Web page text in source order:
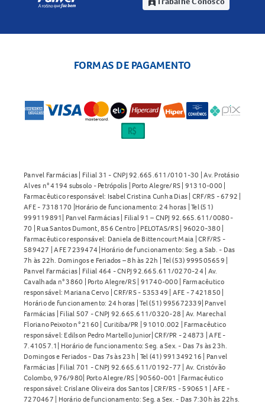
assignment_ind
FORMAS DE PAGAMENTO
Panvel Farmácias | Filial 31 - CNPJ 92.665.611/0101-30 | Av. Protásio
Alves n° 4194 subsolo - Petrópolis | Porto Alegre/RS | 91310-000 |
Farmacêutico responsável: Isabel Cristina Cunha Dias | CRF/RS - 6792 |
AFE - 7318170 |Horário de funcionamento: 24 horas | Tel (51)
999119891| Panvel Farmácias | Filial 91 – CNPJ 92.665.611/0080-
70 | Rua Santos Dumont, 856 Centro | PELOTAS/RS | 96020-380 |
Farmacêutico responsável: Daniela de Bittencourt Maia | CRF/RS -
589427 | AFE 7239474 |Horário de funcionamento: Seg. a Sab. - Das
7h às 22h. Domingos e Feriados – 8h às 22h | Tel (53) 999505659 |
Panvel Farmácias | Filial 464 - CNPJ 92.665.611/0270-24 | Av.
Cavalhada n° 3860 | Porto Alegre/RS | 91740-000 | Farmacêutico
responsável: Mariana Cervo | CRF/RS - 535349 | AFE - 7421850 |
Horário de funcionamento: 24 horas | Tel (51) 995672339| Panvel
Farmácias | Filial 507 - CNPJ 92.665.611/0320-28 | Av. Marechal
Floriano Peixoto n° 2160 | Curitiba/PR | 91010.002 | Farmacêutico
responsável: Edilson Pedro Martello Junior| CRF/PR - 24873 | AFE -
7.41057.1| Horário de funcionamento: Seg. a Sex. - Das 7s às 23h.
Domingos e Feriados - Das 7s às 23h | Tel (41) 991349216 | Panvel
Farmácias | Filial 701 - CNPJ 92.665.611/0192-77 | Av. Cristóvão
Colombo, 976/980| Porto Alegre/RS | 90560-001 | Farmacêutico
responsável: Crislane Oliveira dos Santos | CRF/RS - 590651 | AFE -
7270467 | Horário de funcionamento: Seg. a Sex. - Das 7:30h às 22hs.